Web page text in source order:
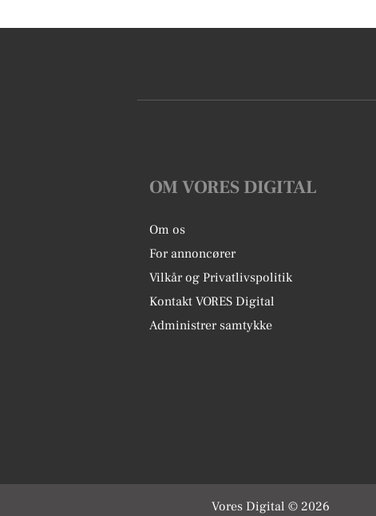
OM VORES DIGITAL
Om os
For annoncører
Vilkår og Privatlivspolitik
Kontakt VORES Digital
Administrer samtykke
Vores Digital © 2026